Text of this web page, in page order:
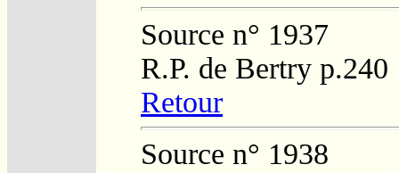
Source n° 1937
R.P. de Bertry p.240
Retour
Source n° 1938